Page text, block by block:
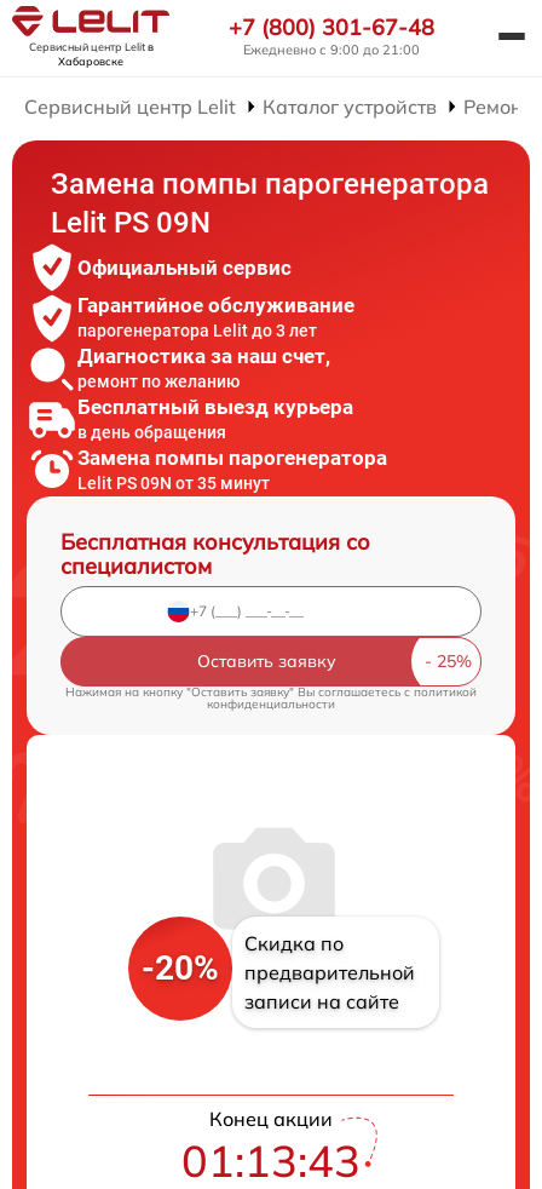
Сервисный центр Lelitв
Хабаровске
+7 (800) 301-67-48
Ежедневно с 9:00 до 21:00
Сервисный центр Lelit Каталог устройств Ремонт
Замена помпы парогенератора
Lelit PS 09N
Официальный сервис
Гарантийное обслуживание
парогенератора Lelit до 3 лет
Диагностика за наш счет,
ремонт по желанию
Бесплатный выезд курьера
в день обращения
Замена помпы парогенератора
Lelit PS 09N от 35 минут
Бесплатная консультация со
специалистом
Оставить заявку
Нажимая на кнопку "Оставить заявку" Вы соглашаетесь cполитикой
конфиденциальности
-20%
Скидка по
предварительной
записи на сайте
Конец акции
01:13:42